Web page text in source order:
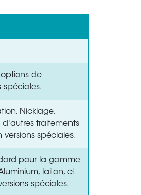
options de
spéciales.
Nicklage,
traitements
spéciales.
pour la gamme
laiton, et
spéciales.